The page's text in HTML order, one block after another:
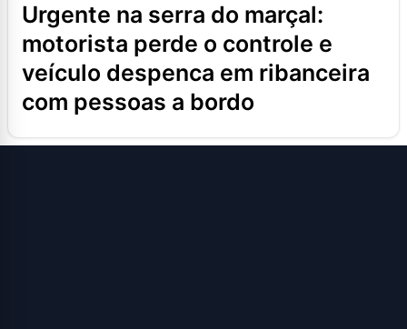
urgente na serra do marçal:
motorista perde o controle e
veículo despenca em ribanceira
com pessoas a bordo